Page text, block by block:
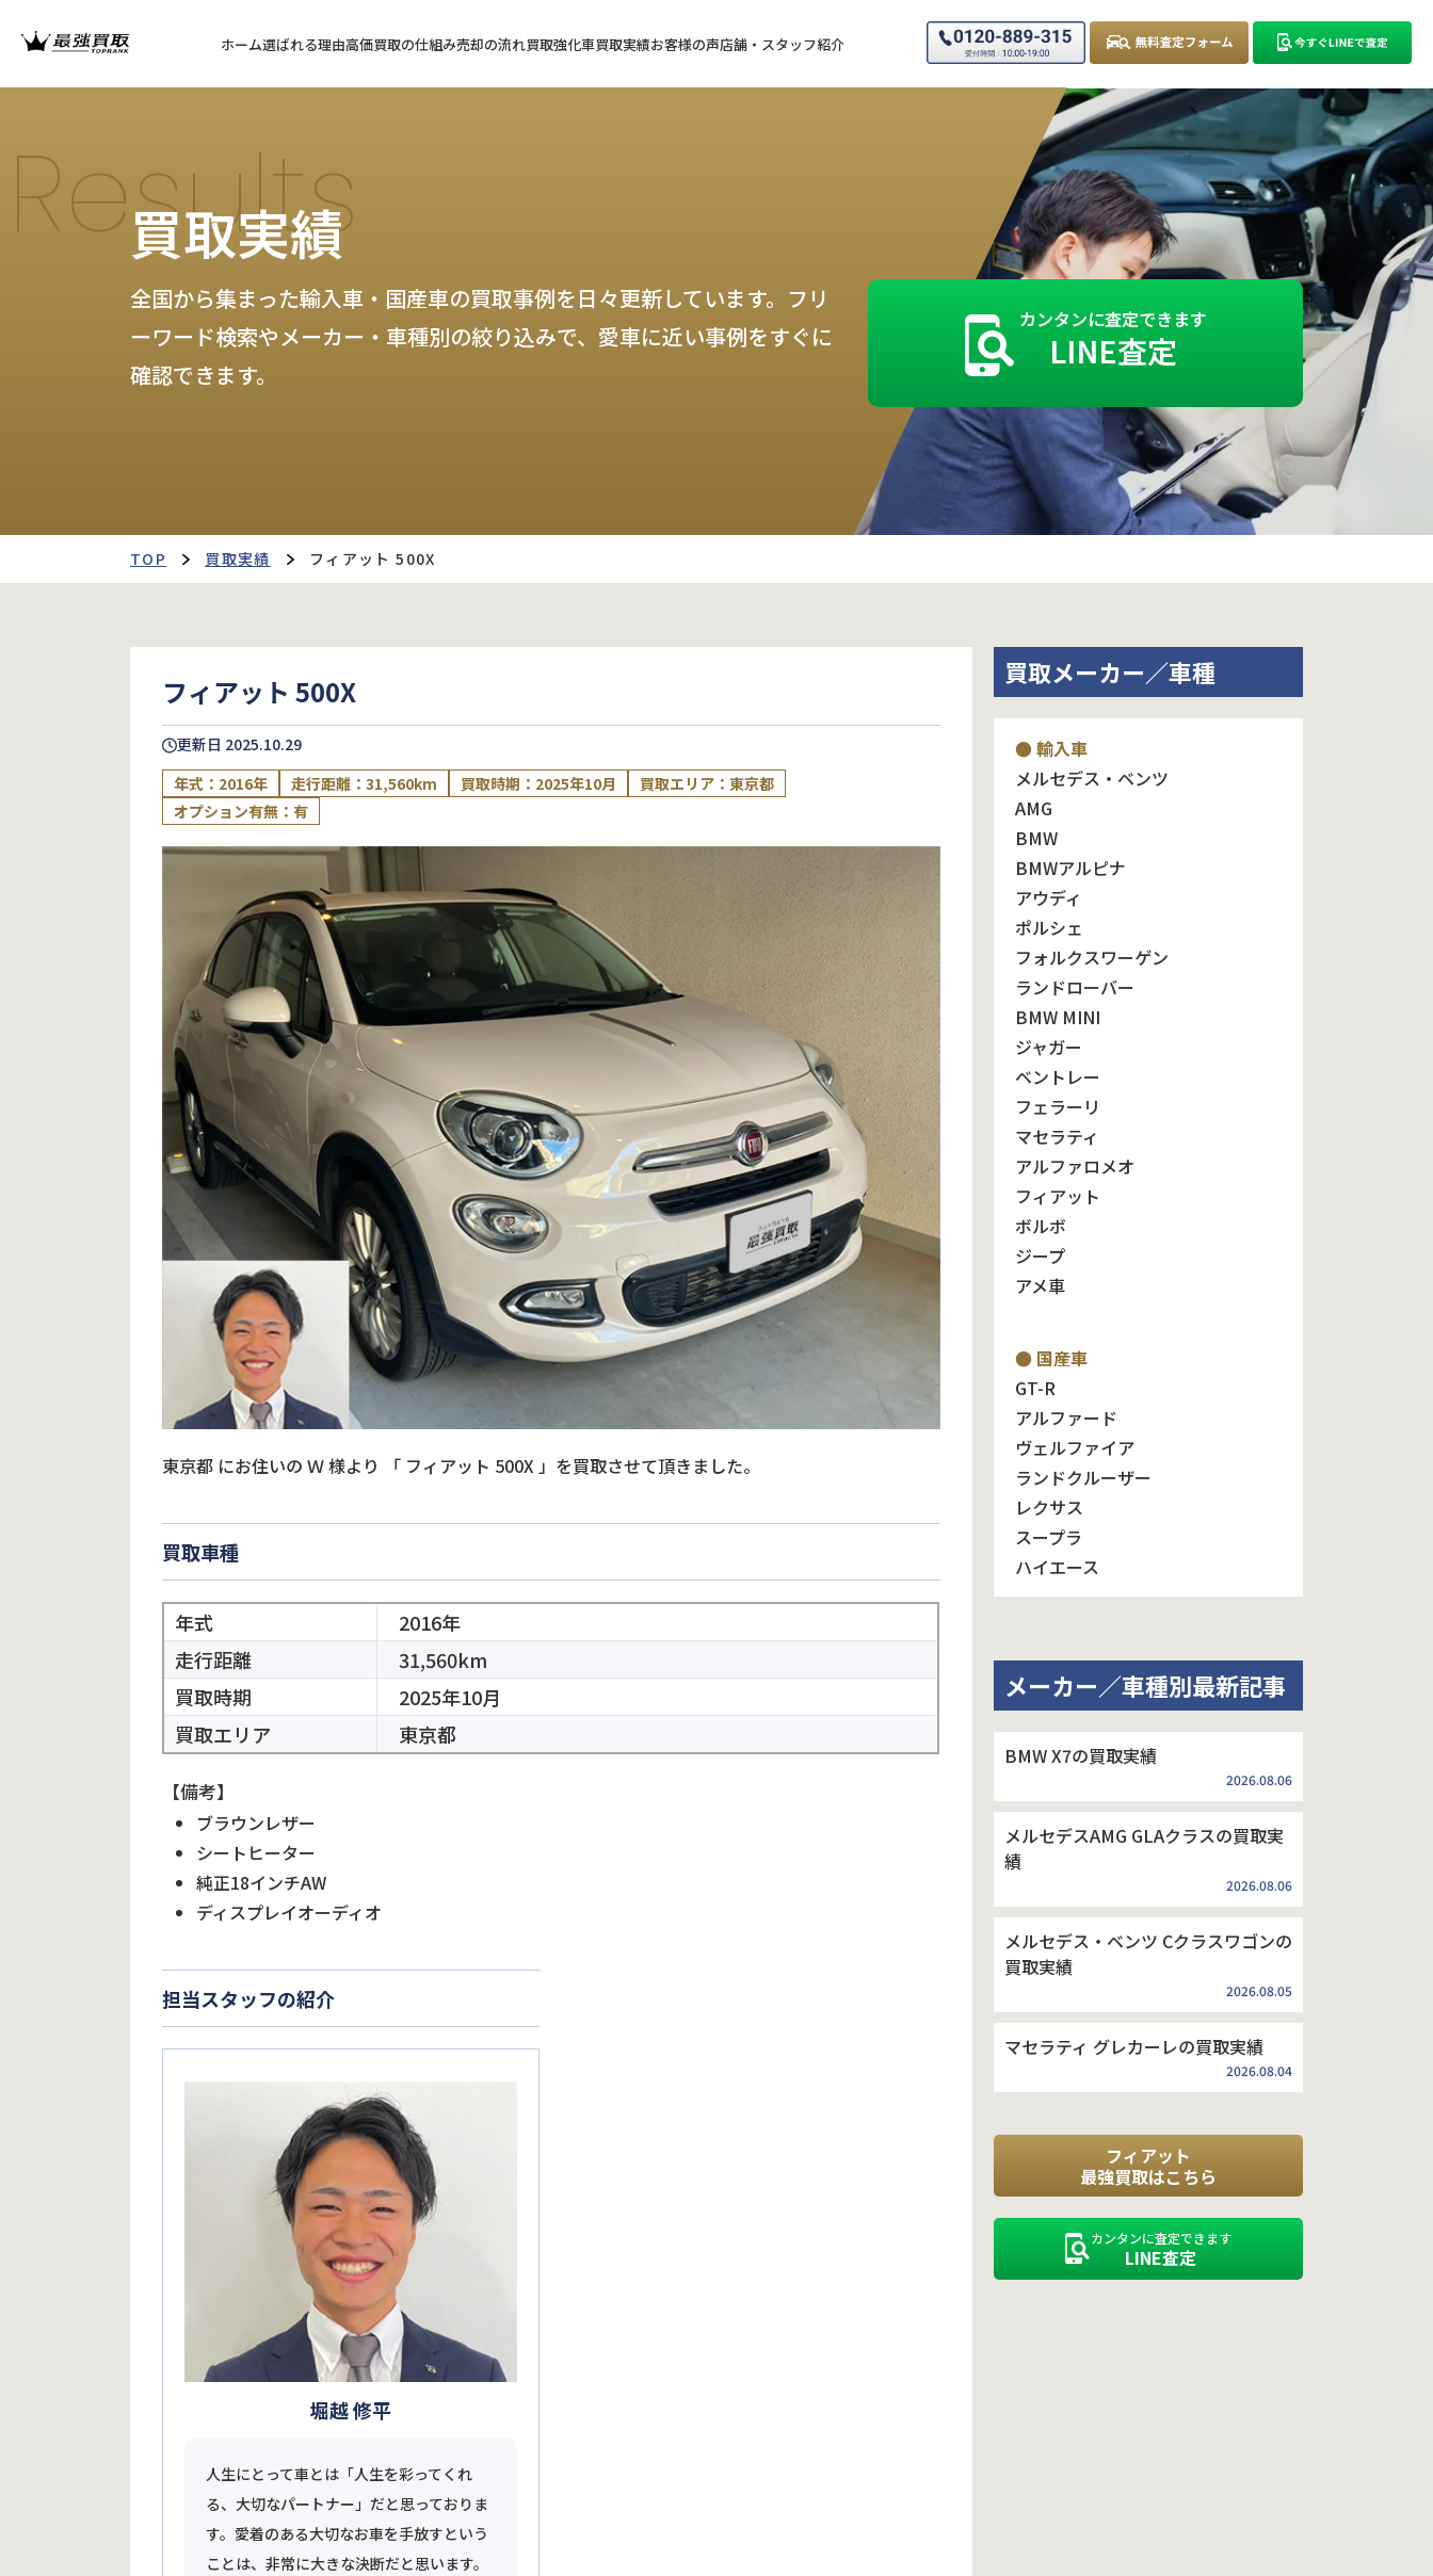
ホーム選ばれる理由高価買取の仕組み売却の流れ買取強化車買取実績お客様の声店舗・スタッフ紹介
Results
買取実績
全国から集まった輸入車・国産車の買取事例を日々更新しています。フリ
ーワード検索やメーカー・車種別の絞り込みで、愛車に近い事例をすぐに
確認できます。
カンタンに査定できます
LINE査定
TOP 買取実績 フィアット 500X
フィアット 500X
更新日 2025.10.29
年式：2016年
走行距離：31,560km 買取時期：2025年10月
買取エリア：東京都
オプション有無：有
東京都 にお住いの Ｗ様より 「 フィアット 500X 」を買取させて頂きました。
買取車種
年式
2016年
走行距離
31,560km
買取時期
2025年10月
買取エリア
東京都
【備考】
ブラウンレザー
シートヒーター
純正18インチAW
ディスプレイオーディオ
担当スタッフの紹介
堀越 修平
人生にとって車とは「人生を彩ってくれ
る、大切なパートナー」だと思っておりま
す。愛着のある大切なお車を手放すという
ことは、非常に大きな決断だと思います。
買取メーカー／車種
● 輸入車
メルセデス・ベンツ
AMG
BMW
BMWアルピナ
アウディ
ポルシェ
フォルクスワーゲン
ランドローバー
BMW MINI
ジャガー
ベントレー
フェラーリ
マセラティ
アルファロメオ
フィアット
ボルボ
ジープ
アメ車
● 国産車
GT-R
アルファード
ヴェルファイア
ランドクルーザー
レクサス
スープラ
ハイエース
メーカー／車種別最新記事
BMW X7の買取実績
2026.08.06
メルセデスAMG GLAクラスの買取実
績
2026.08.06
メルセデス・ベンツ Cクラスワゴンの
買取実績
2026.08.05
マセラティ グレカーレの買取実績
2026.08.04
フィアット
最強買取はこちら
カンタンに査定できます
LINE査定